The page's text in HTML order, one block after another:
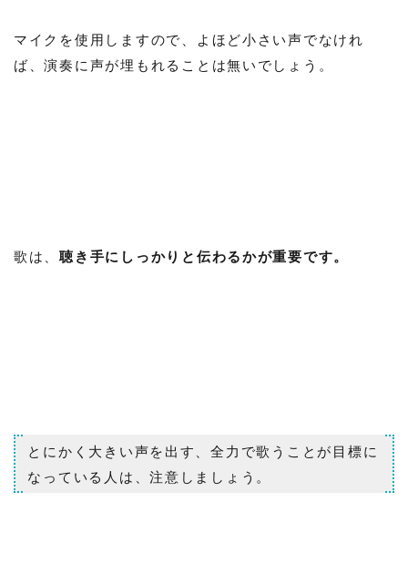
マイクを使用しますので、よほど小さい声でなけれ
ば、演奏に声が埋もれることは無いでしょう。
歌は、聴き手にしっかりと伝わるかが重要です。
とにかく大きい声を出す、全力で歌うことが目標に
なっている人は、注意しましょう。